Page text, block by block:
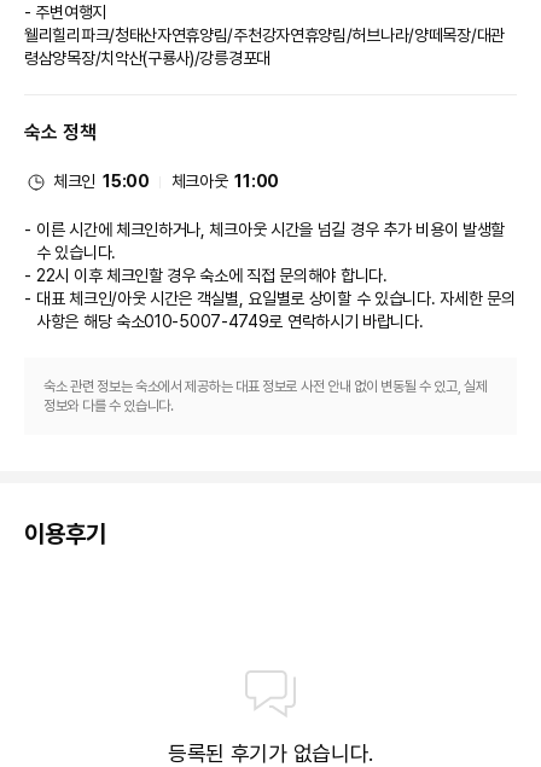
- 주변여행지
웰리힐리파크/청태산자연휴양림/주천강자연휴양림/허브나라/양떼목장/대관
령삼양목장/치악산(구룡사)/강릉경포대
숙소 정책
체크인 15:00 체크아웃 11:00
이른 시간에 체크인하거나, 체크아웃 시간을 넘길 경우 추가 비용이 발생할
수 있습니다.
22시 이후 체크인할 경우 숙소에 직접 문의해야 합니다.
대표 체크인/아웃 시간은 객실별, 요일별로 상이할 수 있습니다. 자세한 문의
사항은 해당 숙소010-5007-4749로 연락하시기 바랍니다.
숙소 관련 정보는 숙소에서 제공하는 대표 정보로 사전 안내 없이 변동될 수 있고, 실제
정보와 다를 수 있습니다.
이용후기
등록된 후기가 없습니다.